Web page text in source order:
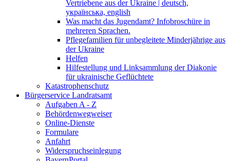
Vertriebene aus der Ukraine | deutsch,
українська, english
Was macht das Jugendamt? Infobroschüre in
mehreren Sprachen.
Pflegefamilien für unbegleitete Minderjährige aus
der Ukraine
Helfen
Hilfestellung und Linksammlung der Diakonie
für ukrainische Geflüchtete
Katastrophenschutz
Bürgerservice Landratsamt
Aufgaben A - Z
Behördenwegweiser
Online-Dienste
Formulare
Anfahrt
Widerspruchseinlegung